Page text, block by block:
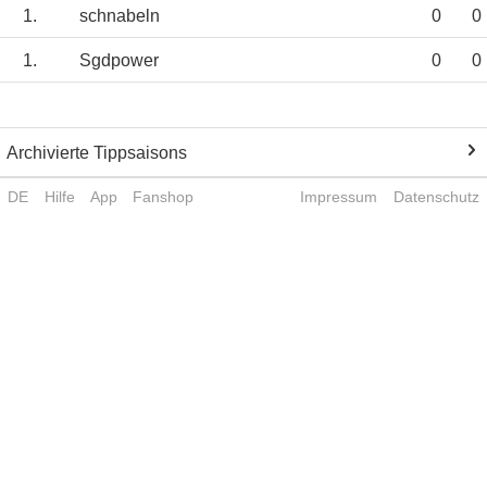
1. schnabeln 0 0
1. Sgdpower 0 0
Archivierte Tippsaisons
DE Hilfe App Fanshop Impressum Datenschutz